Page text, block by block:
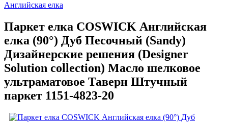
Английская елка
Паркет елка COSWICK Английская
елка (90°) Дуб Песочный (Sandy)
Дизайнерские решения (Designer
Solution collection) Масло шелковое
ультраматовое Таверн Штучный
паркет 1151-4823-20